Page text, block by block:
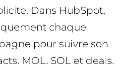
Dans HubSpot,
chaque
pour suivre son
MQL, SQL et deals.